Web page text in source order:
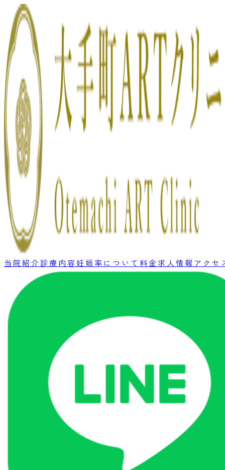
当院紹介診療内容妊娠率について 料金求人情報 アクセ